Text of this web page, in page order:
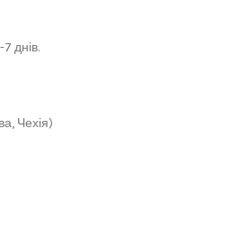
днів.
Чехія)